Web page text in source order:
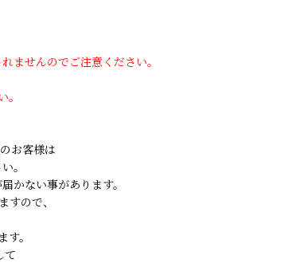
ませんのでご注意ください。
お客様は
。
かない事があります。
ので、
。
て